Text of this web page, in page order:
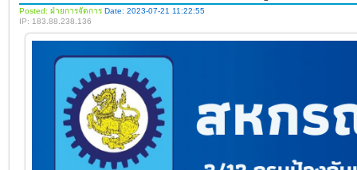
Posted: ฝ่ายการจัดการ Date: 2023-07-21 11:22:55
IP: 183.88.238.136